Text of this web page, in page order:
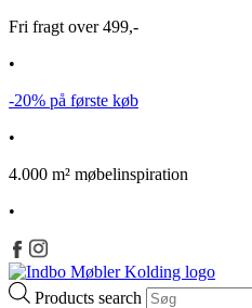
Fri fragt over 499,-
•
-20% på første køb
•
4.000 m² møbelinspiration
•
Products search